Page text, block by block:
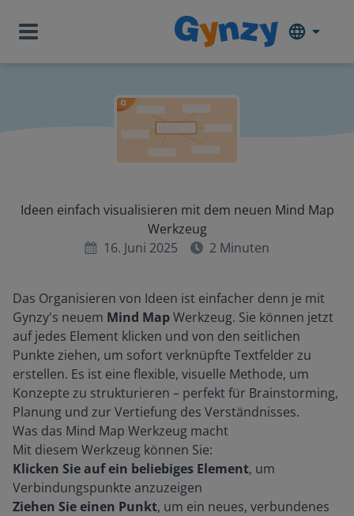
Ideen einfach visualisieren mit dem neuen Mind Map
Werkzeug
16. Juni 2025
2 Minuten
Das Organisieren von Ideen ist einfacher denn je mit
Gynzy's neuem Mind MapWerkzeug. Sie können jetzt
auf jedes Element klicken und von den seitlichen
Punkte ziehen, um sofort verknüpfte Textfelder zu
erstellen. Es ist eine flexible, visuelle Methode, um
Konzepte zu strukturieren – perfekt für Brainstorming,
Planung und zur Vertiefung des Verständnisses.
Was das Mind Map Werkzeug macht
Mit diesem Werkzeug können Sie:
Klicken Sie auf ein beliebiges Element, um
Verbindungspunkte anzuzeigen
Ziehen Sie einen Punkt, um ein neues, verbundenes